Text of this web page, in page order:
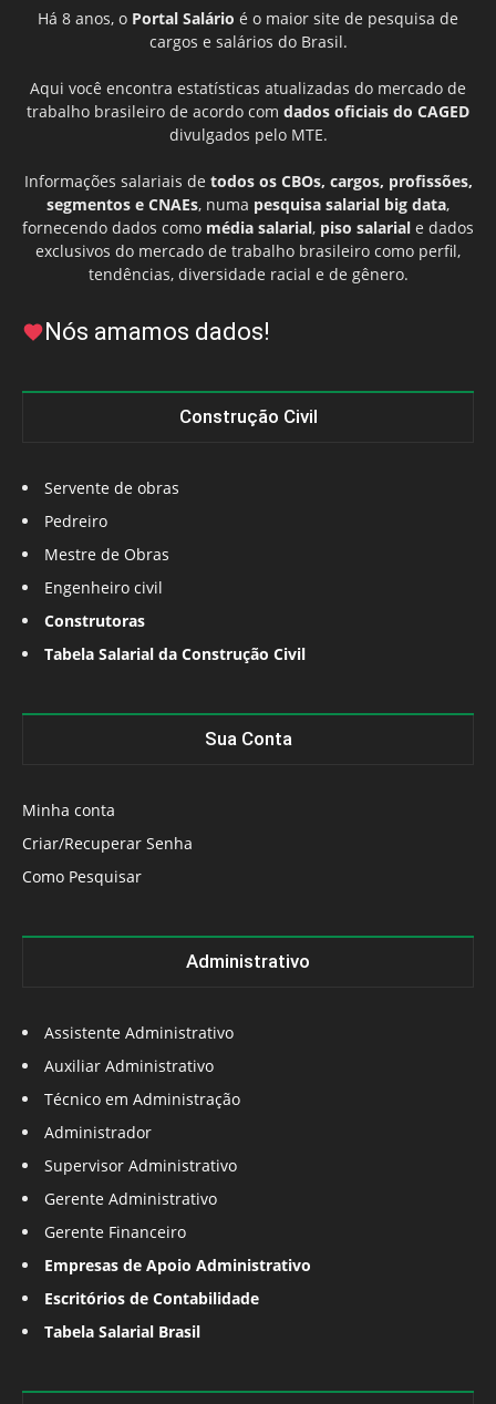
Há 8 anos, o Portal Salário é o maior site de pesquisa de
cargos e salários do Brasil.
Aqui você encontra estatísticas atualizadas do mercado de
trabalho brasileiro de acordo com dados oficiais do CAGED
divulgados pelo MTE.
Informações salariais de todos os CBOs, cargos, profissões,
segmentos e CNAEs, numa pesquisa salarial big data,
fornecendo dados como média salarial, piso salarial e dados
exclusivos do mercado de trabalho brasileiro como perfil,
tendências, diversidade racial e de gênero.
Nós amamos dados!
Construção Civil
Servente de obras
Pedreiro
Mestre de Obras
Engenheiro civil
Construtoras
Tabela Salarial da Construção Civil
Sua Conta
Minha conta
Criar/Recuperar Senha
Como Pesquisar
Administrativo
Assistente Administrativo
Auxiliar Administrativo
Técnico em Administração
Administrador
Supervisor Administrativo
Gerente Administrativo
Gerente Financeiro
Empresas de Apoio Administrativo
Escritórios de Contabilidade
Tabela Salarial Brasil